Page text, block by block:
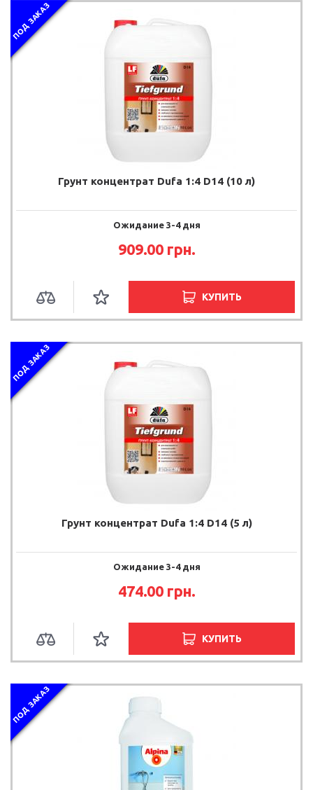
ПОД ЗАКАЗ
Грунт концентрат Dufa 1:4 D14 (10 л)
Ожидание 3-4 дня
909.00 грн.
КУПИТЬ
ПОД ЗАКАЗ
Грунт концентрат Dufa 1:4 D14 (5 л)
Ожидание 3-4 дня
474.00 грн.
КУПИТЬ
ПОД ЗАКАЗ